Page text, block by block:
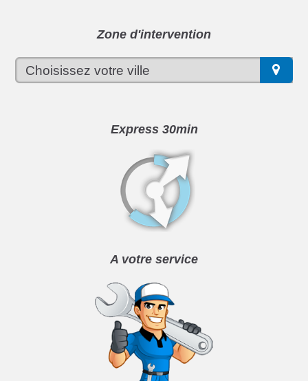
Zone d'intervention
Express 30min
A votre service